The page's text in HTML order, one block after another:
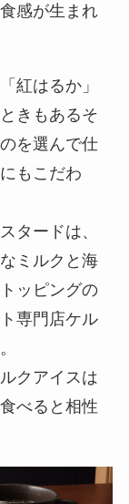
感が生まれ
紅はるか」
きもあるそ
を選んで仕
もこだわ
タードは、
ミルクと海
ッピングの
専門店ケル
クアイスは
べると相性